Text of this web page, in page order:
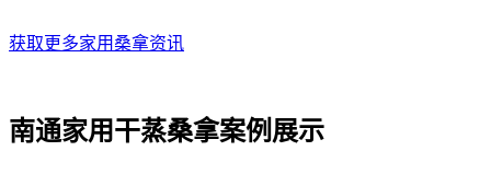
获取更多家用桑拿资讯
南通家用干蒸桑拿案例展示